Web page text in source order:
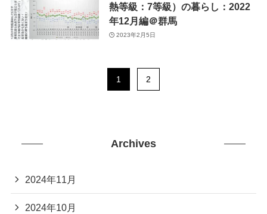
熱等級：7等級）の暮らし：2022
年12月編＠群馬
2023年2月5日
1 2
Archives
2024年11月
2024年10月